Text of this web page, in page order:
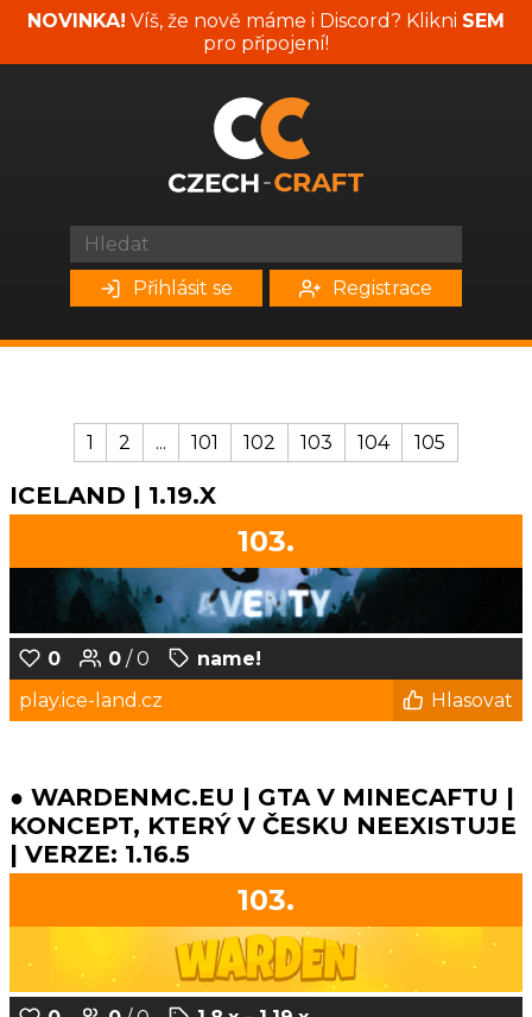
NOVINKA! Víš, že nově máme i Discord? Klikni SEM
pro připojení!
Přihlásit se Registrace
1 2 ... 101 102 103 104 105
ICELAND | 1.19.X
103.
0 0 / 0
name!
play.ice-land.cz
Hlasovat
● WARDENMC.EU | GTA V MINECAFTU |
KONCEPT, KTERÝ V ČESKU NEEXISTUJE
| VERZE: 1.16.5
103.